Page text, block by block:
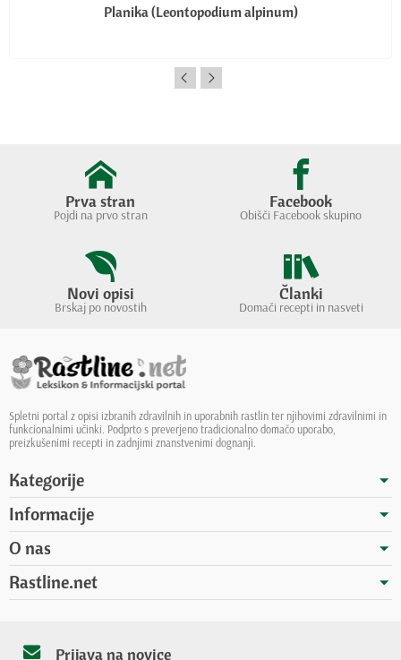
Planika (Leontopodium alpinum)
Prva stran
Pojdi na prvo stran
Facebook
Obišči Facebook skupino
Novi opisi
Brskaj po novostih
Članki
Domači recepti in nasveti
Spletni portal z opisi izbranih zdravilnih in uporabnih rastlin ter njihovimi zdravilnimi in
funkcionalnimi učinki. Podprto s preverjeno tradicionalno domačo uporabo,
preizkušenimi recepti in zadnjimi znanstvenimi dognanji.
Kategorije
Informacije
O nas
Rastline.net
Prijava na novice